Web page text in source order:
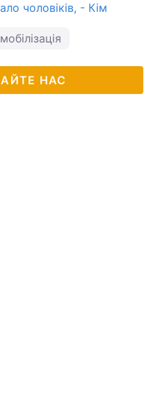
чоловіків, - Кім
мобілізація
НАС